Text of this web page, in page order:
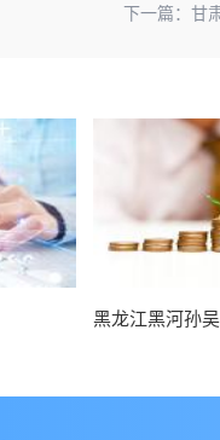
下一篇： 甘
黑龙江黑河孙